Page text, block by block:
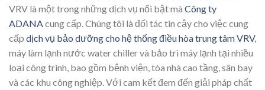
VRV là một trong những dịch vụ nổi bật mà Công ty
ADANA cung cấp. Chúng tôi là đối tác tin cậy cho việc cung
cấp dịch vụ bảo dưỡng cho hệ thống điều hòa trung tâm VRV,
máy làm lạnh nước water chiller và bảo trì máy lạnh tại nhiều
loại công trình, bao gồm bệnh viện, tòa nhà cao tầng, sân bay
và các khu công nghiệp. Với cam kết đem đến giải pháp chất